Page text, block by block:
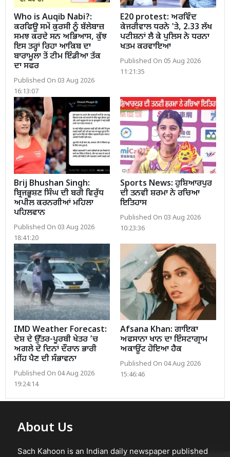
Who is Auqib Nabi?:
ਕਰਫਿਊ ਸਮੇਂ ਕੁਰਸੀ ਨੂੰ ਬੱਲੇਬਾਜ਼
ਸਮਝ ਕਰਦੇ ਸਨ ਅਭਿਆਸ, ਕੁੱਝ
ਇਸ ਤਰ੍ਹਾਂ ਰਿਹਾ ਆਕਿਬ ਦਾ
ਬਾਰਾਮੂਲਾ ਤੋਂ ਟੀਮ ਇੰਡੀਆ ਤੱਕ
ਦਾ ਸਫਰ
Published On 03 Aug 2026
16:13:07
E20 protest: ਅਰਵਿੰਦ
ਕੇਜਰੀਵਾਲ ਧਰਨੇ 'ਤੇ, 2.33 ਲੱਖ
ਪਟੀਸ਼ਨਾਂ ਲੈ ਕੇ ਪੁਲਿਸ ਨੇ ਧਰਨਾ
ਖਤਮ ਕਰਵਾਇਆ
Published On 05 Aug 2026
11:21:35
Brij Bhushan Singh:
ਬ੍ਰਿਜਭੂਸ਼ਣ ਸਿੰਘ ਦੀ ਬਰੀ ਵਿਰੁੱਧ
ਅਪੀਲ ਕਰਨਗੀਆਂ ਮਹਿਲਾ
ਪਹਿਲਵਾਨ
Published On 03 Aug 2026
18:41:20
Sports News: ਹੁਸ਼ਿਆਰਪੁਰ
ਦੀ ਤਨਵੀ ਸ਼ਰਮਾ ਨੇ ਰਚਿਆ
ਇਤਿਹਾਸ
Published On 03 Aug 2026
10:23:36
IMD Weather Forecast:
ਦੇਸ਼ ਦੇ ਉੱਤਰ-ਪੂਰਬੀ ਖੇਤਰ ’ਚ
ਅਗਲੇ ਦੋ ਦਿਨਾਂ ਦੌਰਾਨ ਭਾਰੀ
ਮੀਂਹ ਪੈਣ ਦੀ ਸੰਭਾਵਨਾ
Published On 04 Aug 2026
19:24:14
Afsana Khan: ਗਾਇਕਾ
ਅਫਸਾਨਾ ਖਾਨ ਦਾ ਇੰਸਟਾਗ੍ਰਾਮ
ਅਕਾਊਂਟ ਹੋਇਆ ਹੈਕ
Published On 04 Aug 2026
15:46:46
About Us
Sach Kahoon is an Indian daily newspaper published